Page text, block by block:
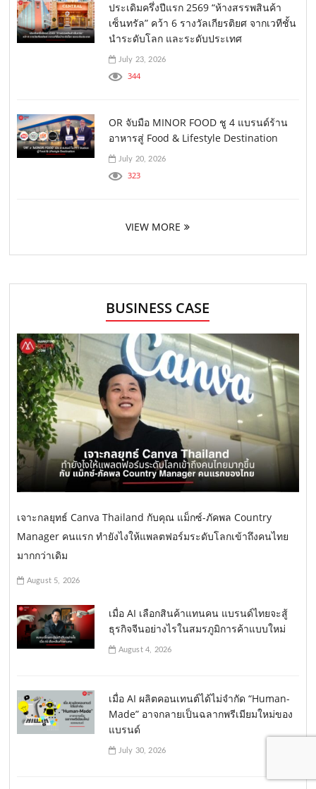
ประเดิมครึ่งปีแรก 2569 “ห้างสรรพสินค้า
เซ็นทรัล” คว้า 6 รางวัลเกียรติยศ จากเวทีชั้น
นำระดับโลก และระดับประเทศ
July 23, 2026
344
OR จับมือ MINOR FOOD ชู 4 แบรนด์ร้าน
อาหารสู่ Food & Lifestyle Destination
July 20, 2026
323
VIEW MORE
BUSINESS CASE
เจาะกลยุทธ์ Canva Thailand กับคุณ แม็กซ์-ภัคพล Country
Manager คนแรก ทำยังไงให้แพลตฟอร์มระดับโลกเข้าถึงคนไทย
มากกว่าเดิม
August 5, 2026
เมื่อ AI เลือกสินค้าแทนคน แบรนด์ไทยจะสู้
ธุรกิจจีนอย่างไรในสมรภูมิการค้าแบบใหม่
August 4, 2026
เมื่อ AI ผลิตคอนเทนต์ได้ไม่จำกัด “Human-
Made” อาจกลายเป็นฉลากพรีเมียมใหม่ของ
แบรนด์
July 30, 2026